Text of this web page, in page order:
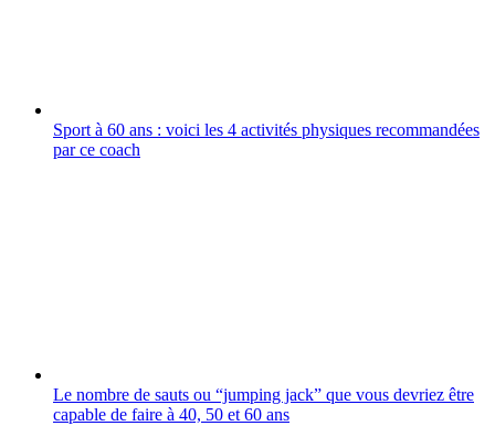
Sport à 60 ans : voici les 4 activités physiques recommandées
par ce coach
Le nombre de sauts ou “jumping jack” que vous devriez être
capable de faire à 40, 50 et 60 ans